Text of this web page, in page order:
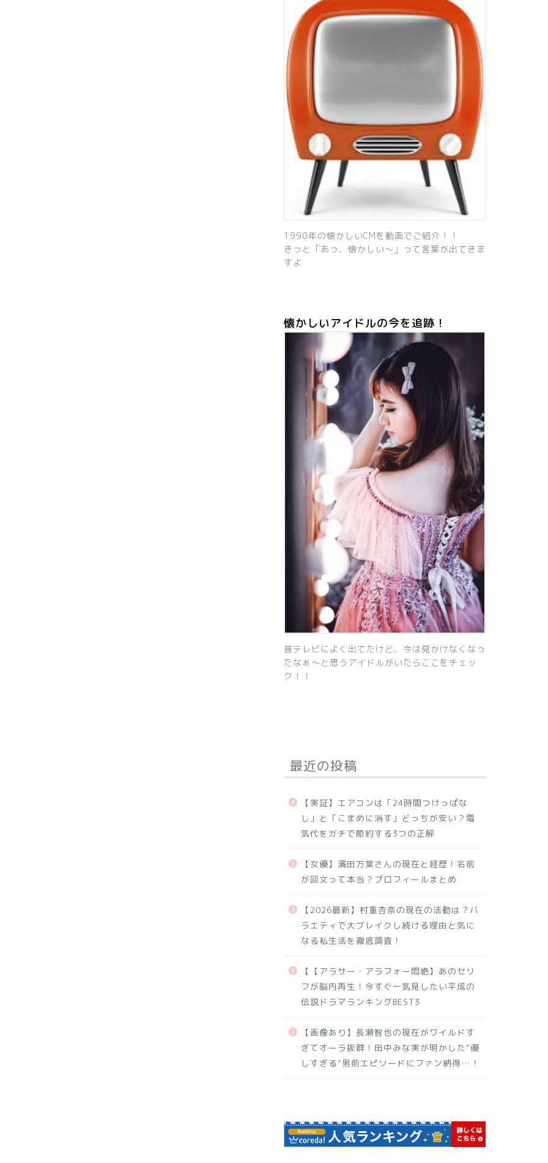
1990年の懐かしいCMを動画でご紹介！！
きっと「あっ、懐かしい～」って言葉が出てきま
すよ
懐かしいアイドルの今を追跡！
昔テレビによく出てたけど、今は見かけなくなっ
たなぁ～と思うアイドルがいたらここをチェッ
ク！！
最近の投稿
【実証】エアコンは「24時間つけっぱな
し」と「こまめに消す」どっちが安い？電
気代をガチで節約する3つの正解
【女優】濱田万葉さんの現在と経歴！名前
が回文って本当？プロフィールまとめ
【2026最新】村重杏奈の現在の活動は？バ
ラエティで大ブレイクし続ける理由と気に
なる私生活を徹底調査！
【【アラサー・アラフォー悶絶】あのセリ
フが脳内再生！今すぐ一気見したい平成の
伝説ドラマランキングBEST3
【画像あり】長瀬智也の現在がワイルドす
ぎてオーラ抜群！田中みな実が明かした“優
しすぎる”男前エピソードにファン納得…！